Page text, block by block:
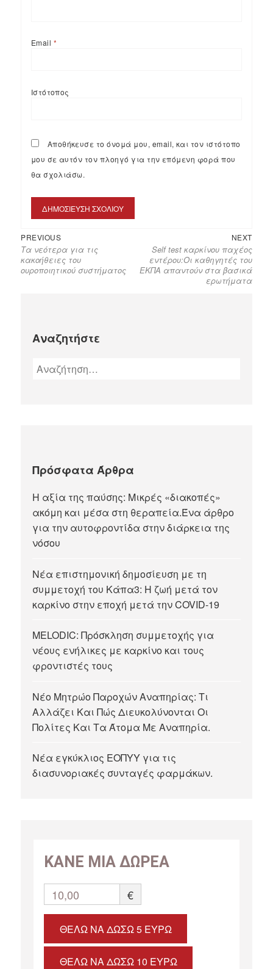
Email *
Ιστότοπος
Αποθήκευσε το όνομά μου, email, και τον ιστότοπο
μου σε αυτόν τον πλοηγό για την επόμενη φορά που
θα σχολιάσω.
PREVIOUS
Τα νεότερα για τις
κακοήθειες του
ουροποιητικού συστήματος
NEXT
Self test καρκίνου παχέος
εντέρου:Οι καθηγητές του
ΕΚΠΑ απαντούν στα βασικά
ερωτήματα
Αναζητήστε
Πρόσφατα Άρθρα
Η αξία της παύσης: Μικρές «διακοπές»
ακόμη και μέσα στη θεραπεία.Ένα άρθρο
για την αυτοφροντίδα στην διάρκεια της
νόσου
Νέα επιστημονική δημοσίευση με τη
συμμετοχή του Κάπα3: Η ζωή μετά τον
καρκίνο στην εποχή μετά την COVID-19
MELODIC: Πρόσκληση συμμετοχής για
νέους ενήλικες με καρκίνο και τους
φροντιστές τους
Νέο Μητρώο Παροχών Αναπηρίας: Τι
Αλλάζει Και Πώς Διευκολύνονται Οι
Πολίτες Και Τα Άτομα Με Αναπηρία.
Νέα εγκύκλιος ΕΟΠΥΥ για τις
διασυνοριακές συνταγές φαρμάκων.
ΚΑΝΕ ΜΙΑ ΔΩΡΕΑ
10,00 €
ΘΈΛΩ ΝΑ ΔΏΣΩ 5 ΕΥΡΏ
ΘΈΛΩ ΝΑ ΔΏΣΩ 10 ΕΥΡΏ